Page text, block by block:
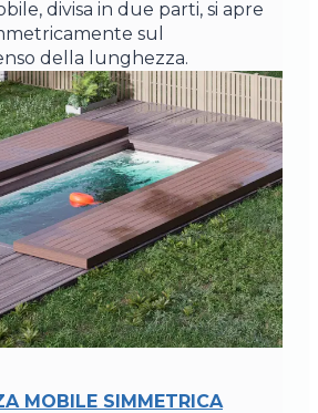
divisa in due parti, si apre
sul
della lunghezza.
MOBILE SIMMETRICA